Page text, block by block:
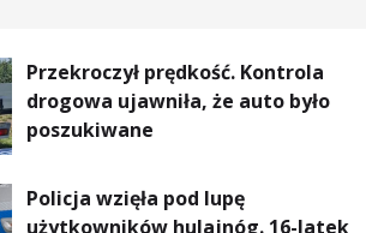
Przekroczył prędkość. Kontrola
drogowa ujawniła, że auto było
poszukiwane
Policja wzięła pod lupę
użytkowników hulajnóg. 16-latek